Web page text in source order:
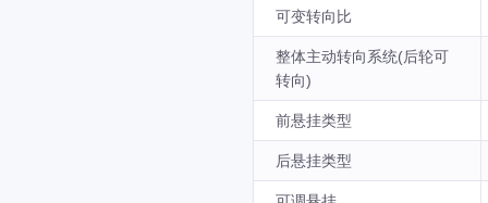
可变转向比
整体主动转向系统(后轮可
转向)
前悬挂类型
后悬挂类型